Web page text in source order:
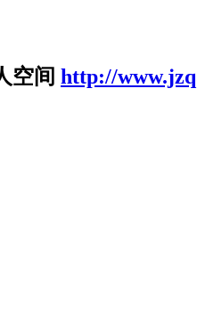
空间 http://